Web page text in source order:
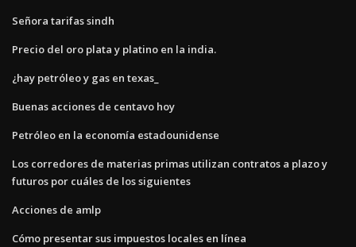
Señora tarifas sindh
Precio del oro plata y platino en la india.
¿hay petróleo y gas en texas_
Buenas acciones de centavo hoy
Petróleo en la economía estadounidense
Los corredores de materias primas utilizan contratos a plazo y
futuros por cuáles de los siguientes
Acciones de amlp
Cómo presentar sus impuestos locales en línea